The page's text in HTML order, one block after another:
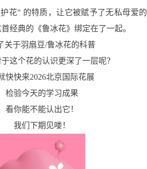
花” 的特质，让它被赋予了无私母爱的
经典的《鲁冰花》绑定在了一起。
关于羽扇豆/鲁冰花的科普
这个花的认识更深了一层呢？
快快来2026北京国际花展
检验今天的学习成果
看你能不能认出它！
我们下期见喽！